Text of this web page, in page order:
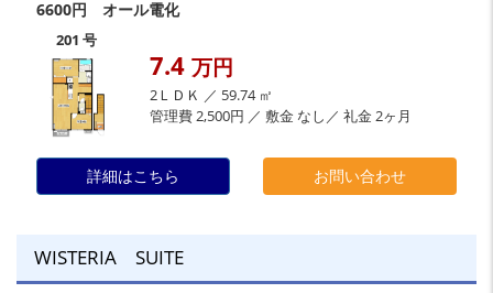
6600円 オール電化
201 号
7.4 万円
2ＬＤＫ ／ 59.74 ㎡
管理費 2,500円 ／ 敷金 なし／ 礼金 2ヶ月
詳細はこちら お問い合わせ
WISTERIA SUITE